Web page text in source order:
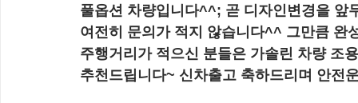
풀옵션 차량입니다^^; 곧 디자인변경을 앞
여전히 문의가 적지 않습니다^^ 그만큼 완
주행거리가 적으신 분들은 가솔린 차량 조
추천드립니다~ 신차출고 축하드리며 안전